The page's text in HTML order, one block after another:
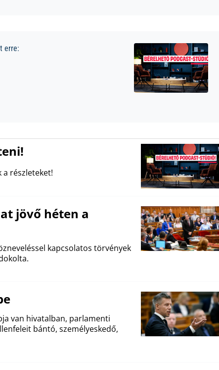
erre:
részleteket!
jövő héten a
kapcsolatos törvények
van hivatalban, parlamenti
bántó, személyeskedő,